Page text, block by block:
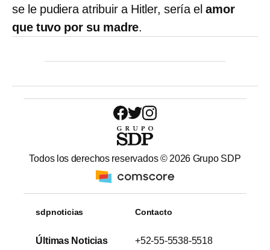
se le pudiera atribuir a Hitler, sería elamor
que tuvo por su madre.
Todos los derechos reservados © 2026 Grupo SDP
sdpnoticias
Últimas Noticias
Contacto
+52-55-5538-5518